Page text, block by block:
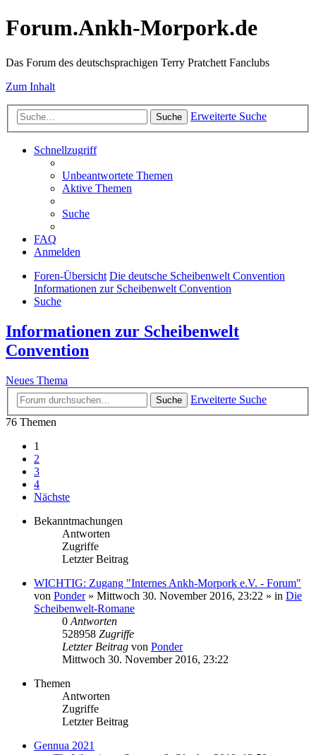
Forum.Ankh-Morpork.de
Das Forum des deutschsprachigen Terry Pratchett Fanclubs
Zum Inhalt
Suche Erweiterte Suche
Schnellzugriff
Unbeantwortete Themen
Aktive Themen
Suche
FAQ
Anmelden
Foren-Übersicht Die deutsche Scheibenwelt Convention
Informationen zur Scheibenwelt Convention
Suche
Informationen zur Scheibenwelt
Convention
Neues Thema
Suche
Erweiterte Suche
76 Themen
1
2
3
4
Nächste
Bekanntmachungen
Antworten
Zugriffe
Letzter Beitrag
WICHTIG: Zugang "Internes Ankh-Morpork e.V. - Forum"
von Ponder» Mittwoch 30. November 2016, 23:22 » in Die
Scheibenwelt-Romane
0 Antworten
528958 Zugriffe
Letzter Beitrag von Ponder
Mittwoch 30. November 2016, 23:22
Themen
Antworten
Zugriffe
Letzter Beitrag
Gennua 2021